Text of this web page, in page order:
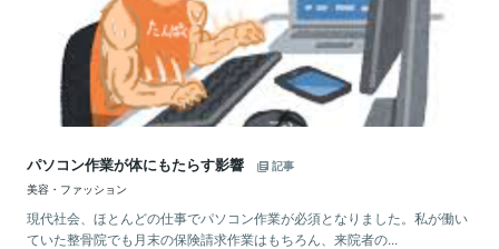
パソコン作業が体にもたらす影響
記事
美容・ファッション
現代社会、ほとんどの仕事でパソコン作業が必須となりました。私が働い
ていた整骨院でも月末の保険請求作業はもちろん、来院者の...